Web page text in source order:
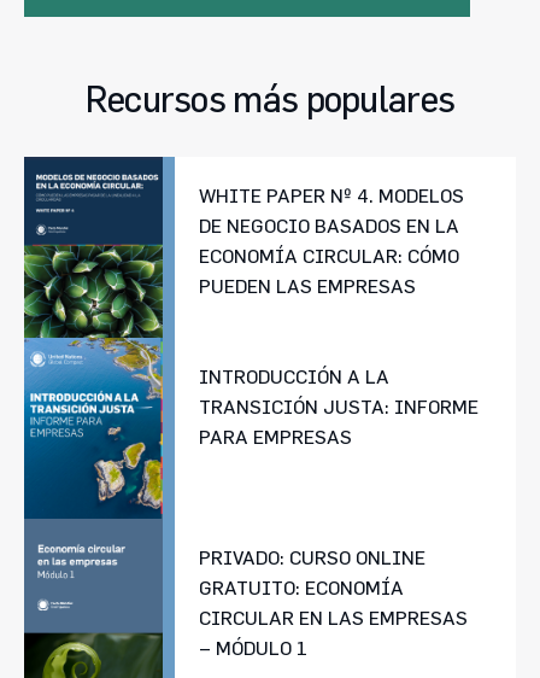
Recursos más populares
WHITE PAPER Nº 4. MODELOS
DE NEGOCIO BASADOS EN LA
ECONOMÍA CIRCULAR: CÓMO
PUEDEN LAS EMPRESAS
INTRODUCCIÓN A LA
TRANSICIÓN JUSTA: INFORME
PARA EMPRESAS
PRIVADO: CURSO ONLINE
GRATUITO: ECONOMÍA
CIRCULAR EN LAS EMPRESAS
– MÓDULO 1